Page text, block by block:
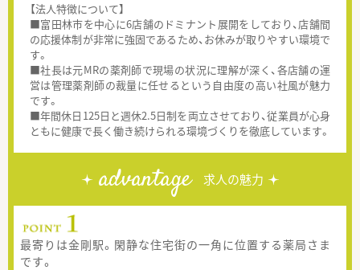
【法人特徴について】
■富田林市を中心に6店舗のドミナント展開をしており、店舗間
の応援体制が非常に強固であるため、お休みが取りやすい環境で
す。
■社長は元MRの薬剤師で現場の状況に理解が深く、各店舗の運
営は管理薬剤師の裁量に任せるという自由度の高い社風が魅力
です。
■年間休日125日と週休2.5日制を両立させており、従業員が心身
ともに健康で長く働き続けられる環境づくりを徹底しています。
advantage 求人の魅力
最寄りは金剛駅。閑静な住宅街の一角に位置する薬局さま
です。